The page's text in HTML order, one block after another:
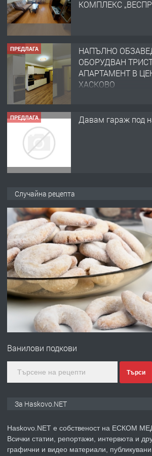
АПАРТАМЕНТ В
ХАСКОВО
ПРЕДЛАГА
ПРЕДЛАГА
№4120 Магазин/
ПРЕДЛАГА
ПРОСТОРЕН
АПАРТАМЕНТ В
КУБА
ПРЕДЛАГА
Продавам парцел в
Хисаря до ток,
асфалт 0889 537
ПРЕДЛАГА СГЛОБЯВАНЕ НА
ПРЕДЛАГА
№4119 Едностаен
Случайна рецепта
Ванилови подкови
Търси
За Haskovo.NET
Haskovo.NET е собственост на ЕСКОМ
Всички статии, репортажи, интервюта и
графични и видео материали,